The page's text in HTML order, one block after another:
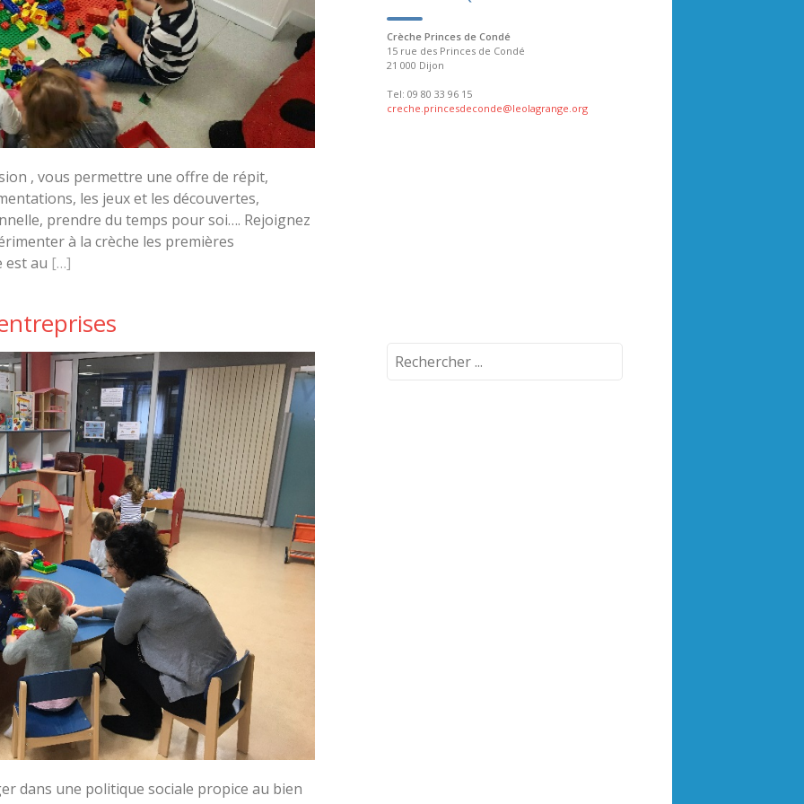
, vous permettre une offre de répit,
les jeux et les découvertes,
prendre du temps pour soi…. Rejoignez
à la crèche les premières
est au […]
dans une politique sociale propice au bien
Crèche Princes de Condé
15 rue des Princes de Condé
21 000 Dijon
Tel: 09 80 33 96 15
creche.princesdeconde@leolagrange.org
Recherche: